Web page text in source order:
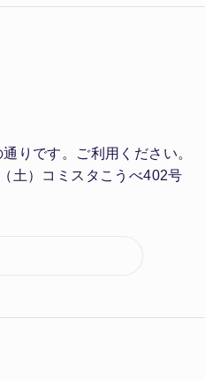
通りです。ご利用ください
土）コミスタこうべ402号